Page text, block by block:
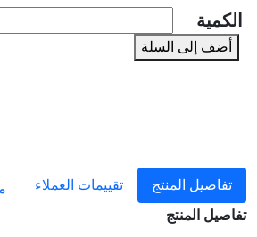
الكمية
أضف إلى السلة
تفاصيل المنتج تقييمات العملاء
تفاصيل المنتج